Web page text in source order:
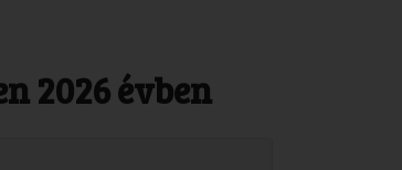
2026 évben